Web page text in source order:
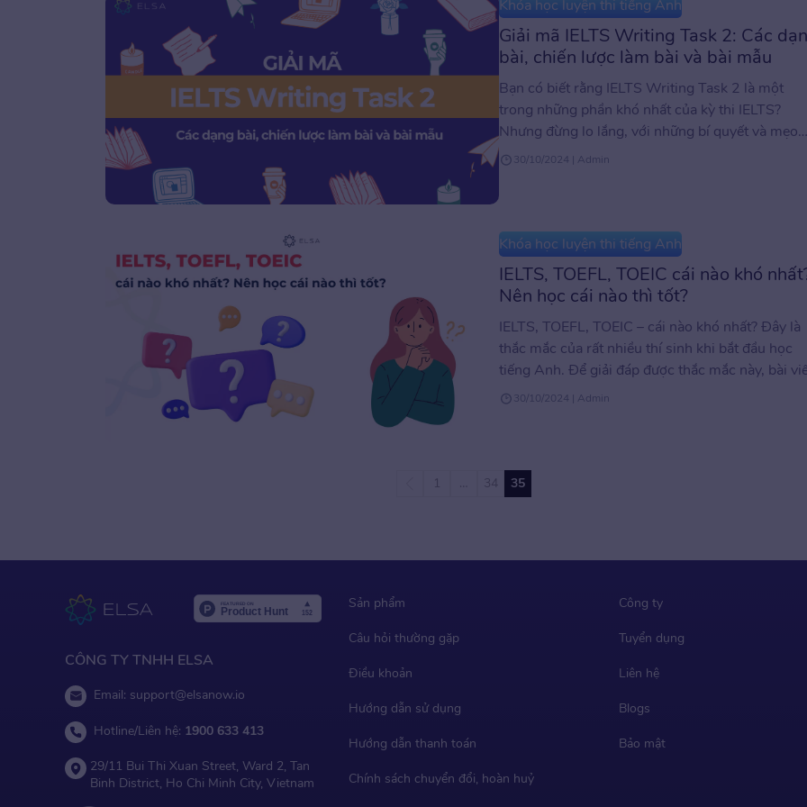
Khóa học luyện thi tiếng Anh
Giải mã IELTS Writing Task 2: Các
bài, chiến lược làm bài và bài mẫu
Bạn có biết rằng IELTS Writing Task 2 là một
trong những phần khó nhất của kỳ thi IELTS?
Nhưng đừng lo lắng, với những bí quyết và mẹo
nhỏ trong bài viết này, bạn hoàn toàn có thể chinh
30/10/2024 | Admin
Khóa học luyện thi tiếng Anh
IELTS, TOEFL, TOEIC cái nào khó
Nên học cái nào thì tốt?
IELTS, TOEFL, TOEIC – cái nào khó nhất? Đây là
thắc mắc của rất nhiều thí sinh khi bắt đầu học
tiếng Anh. Để giải đáp được thắc mắc này, bài
sau đây sẽ cung cấp thông tin về các kỳ thi để
30/10/2024 | Admin
1 34 35
CÔNG TY TNHH ELSA
Email: support@elsanow.io
Hotline/Liên hệ: 1900 633 413
29/11 Bui Thi Xuan Street, Ward 2, Tan
Binh District, Ho Chi Minh City, Vietnam
Sản phẩm
Câu hỏi thường gặp
Điều khoản
Hướng dẫn sử dụng
Hướng dẫn thanh toán
Chính sách chuyển đổi, hoàn huỷ
Công ty
Tuyển dụng
Liên hệ
Blogs
Bảo mật